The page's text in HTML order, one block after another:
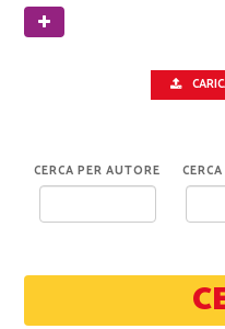
CERCA PER AUTORE